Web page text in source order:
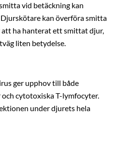
vid betäckning kan
kan överföra smitta
ha hanterat ett smittat djur,
liten betydelse.
ger upphov till både
cytotoxiska T-lymfocyter.
under djurets hela